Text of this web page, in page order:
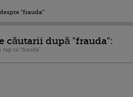
"frauda"
căutarii după "frauda":
tag-ul "frauda"